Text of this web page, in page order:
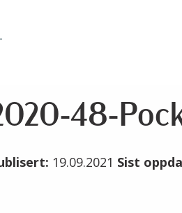
48-
19.09.2021 Sist